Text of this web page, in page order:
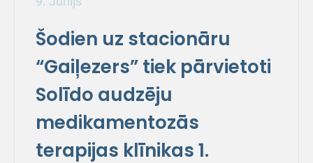
Šodien uz stacionāru
“Gaiļezers” tiek pārvietoti
Solīdo audzēju
medikamentozās
terapijas klīnikas 1.